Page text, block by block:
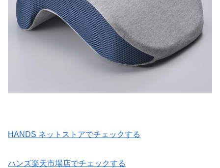
HANDS ネットストアでチェックする
ハンズ楽天市場店でチェックする